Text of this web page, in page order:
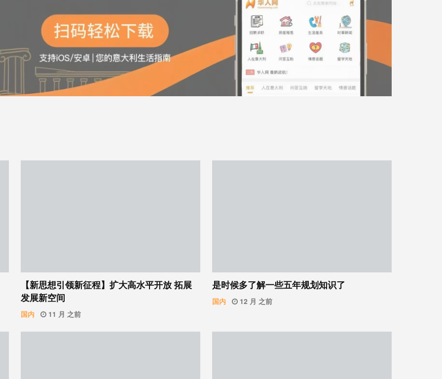
【新思想引领新征程】扩大高水平开放 拓展
发展新空间
国内 11 月 之前
是时候多了解一些五年规划知识了
国内 12 月 之前